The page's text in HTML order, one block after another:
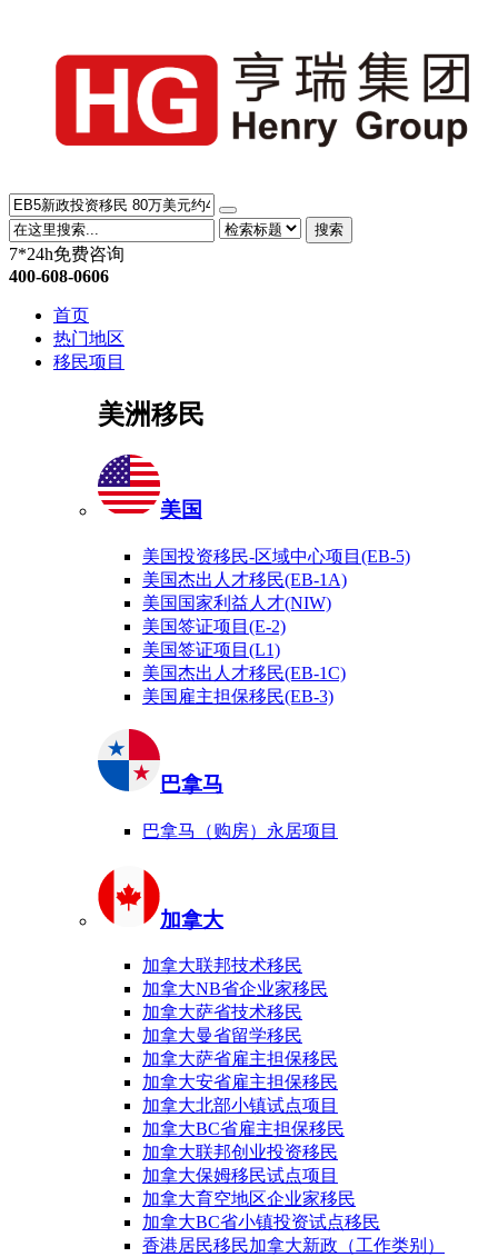
搜索
7*24h免费咨询
400-608-0606
首页
热门地区
移民项目
美洲移民
美国
美国投资移民-区域中心项目(EB-5)
美国杰出人才移民(EB-1A)
美国国家利益人才(NIW)
美国签证项目(E-2)
美国签证项目(L1)
美国杰出人才移民(EB-1C)
美国雇主担保移民(EB-3)
巴拿马
巴拿马（购房）永居项目
加拿大
加拿大联邦技术移民
加拿大NB省企业家移民
加拿大萨省技术移民
加拿大曼省留学移民
加拿大萨省雇主担保移民
加拿大安省雇主担保移民
加拿大北部小镇试点项目
加拿大BC省雇主担保移民
加拿大联邦创业投资移民
加拿大保姆移民试点项目
加拿大育空地区企业家移民
加拿大BC省小镇投资试点移民
香港居民移民加拿大新政（工作类别）